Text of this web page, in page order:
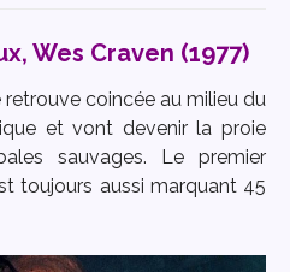
Wes Craven (1977)
coincée au milieu du
et vont devenir la proie
sauvages. Le premier
toujours aussi marquant 45